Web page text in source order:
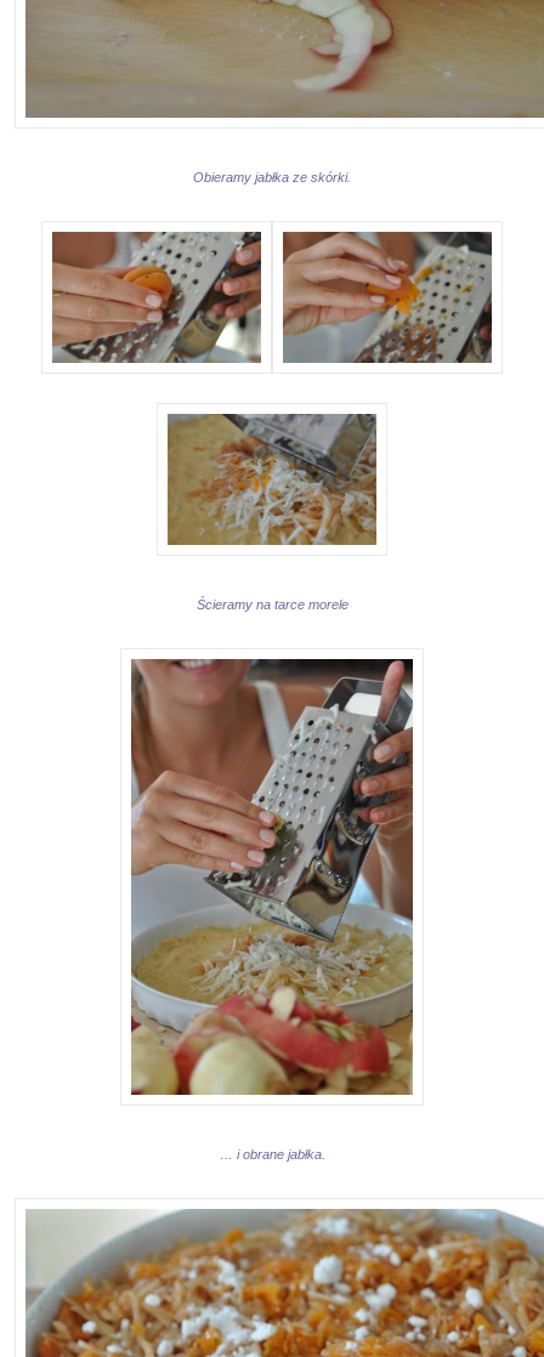
Obieramy jabłka ze skórki.
Ścieramy na tarce morele
… i obrane jabłka.